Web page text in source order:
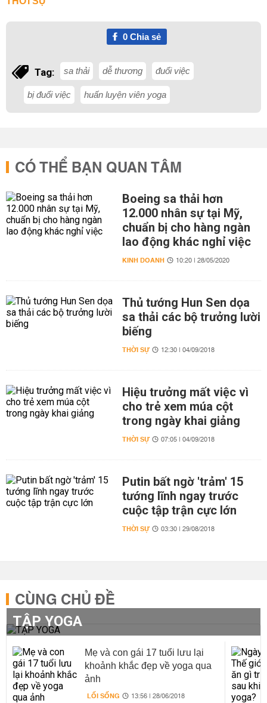
0Chia sẻ
Tag: sa thải dễ thương đuổi việc
bị đuổi việc huấn luyện viên yoga
CÓ THỂ BẠN QUAN TÂM
Boeing sa thải hơn
12.000 nhân sự tại Mỹ,
chuẩn bị cho hàng ngàn
lao động khác nghỉ việc
KINH DOANH 10:20 | 28/05/2020
Thủ tướng Hun Sen dọa
sa thải các bộ trưởng lười
biếng
THỜI SỰ 12:30 | 04/09/2018
Hiệu trưởng mất việc vì
cho trẻ xem múa cột
trong ngày khai giảng
THỜI SỰ 07:05 | 04/09/2018
Putin bất ngờ 'trảm' 15
tướng lĩnh ngay trước
cuộc tập trận cực lớn
THỜI SỰ 03:30 | 29/08/2018
CÙNG CHỦ ĐỀ
TẬP YOGA
Mẹ và con gái 17 tuổi lưu lại
khoảnh khắc đẹp về yoga qua
ảnh
LỐI SỐNG 13:56 | 28/06/2018